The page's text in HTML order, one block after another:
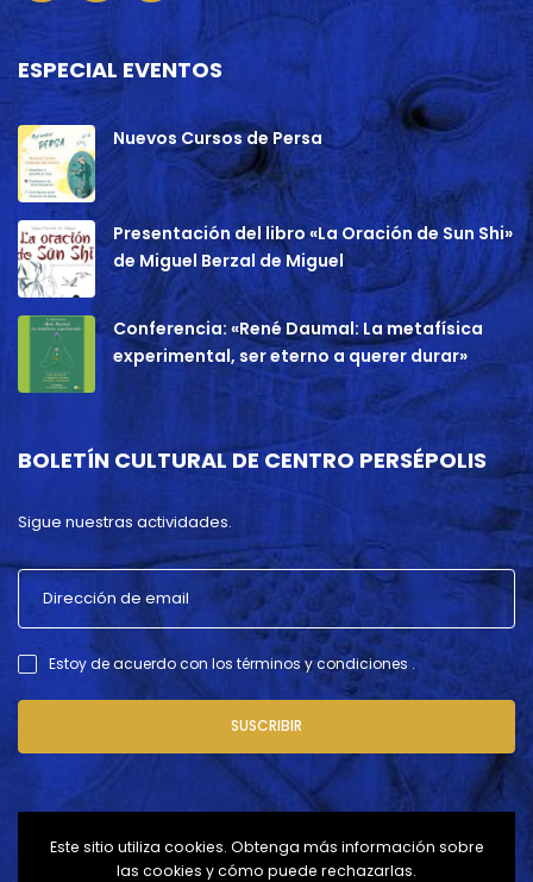
ESPECIAL EVENTOS
Nuevos Cursos de Persa
Presentación del libro «La Oración de Sun Shi»
de Miguel Berzal de Miguel
Conferencia: «René Daumal: La metafísica
experimental, ser eterno a querer durar»
BOLETÍN CULTURAL DE CENTRO PERSÉPOLIS
Sigue nuestras actividades.
Estoy de acuerdo con los términos y condiciones .
SUSCRIBIR
Este sitio utiliza cookies. Obtenga más información sobre
las cookies y cómo puede rechazarlas.